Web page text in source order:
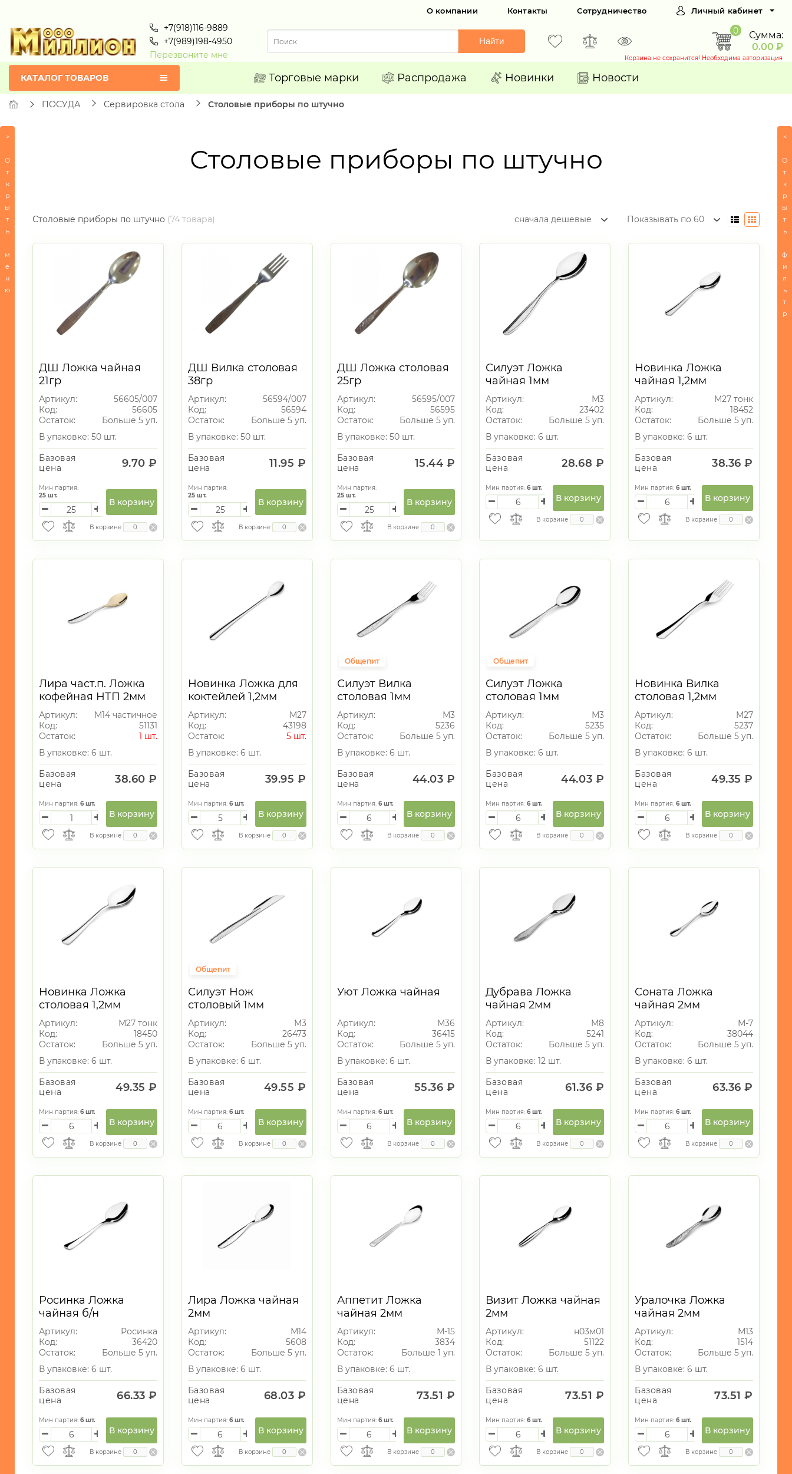
О компании Контакты Сотрудничество Личный кабинет
+7(918)116-9889
+7(989)198-4950
Перезвоните мне
Найти
0
Сумма:
0.00 ₽
Корзина не сохранится! Необходима авторизация
КАТАЛОГ ТОВАРОВ Торговые марки Распродажа Новинки Новости
ПОСУДА Сервировка стола Столовые приборы по штучно
по
СЕРТИФИКАТЫ
-
Сервировка
стола
приготовления
Кухонные
принадлежности
Кондитерские
принадлежности
запекания
Хранение
БЫТОВАЯ
ТЕХНИКА
ИГРУШКИ
ИНТЕРЬЕР
ТЕКСТИЛЬ
ОСВЕЩЕНИЕ
ТОВАРЫ
ТУРИЗМА
ПИКНИКА
ТЕМАТИКА
ОГОРОД
Новогодний
>
О
т
к
р
ы
т
ь
м
е
н
ю
Столовые приборы по штучно
Столовые приборы по штучно (74 товара) сначала дешевые Показывать по 60
ДШ Ложка чайная
21гр
Артикул:
56605/007
Код:
56605
Остаток:
Больше 5 уп.
В упаковке: 50 шт.
Базовая
цена
9.70 ₽
Мин партия:
25 шт.
В корзину
В корзине
ДШ Вилка столовая
38гр
Артикул:
56594/007
Код:
56594
Остаток:
Больше 5 уп.
В упаковке: 50 шт.
Базовая
цена
11.95 ₽
Мин партия:
25шт.
В корзину
В корзине
ДШ Ложка столовая
25гр
Артикул:
56595/007
Код:
56595
Остаток:
Больше 5 уп.
В упаковке: 50 шт.
Базовая
цена
15.44 ₽
Мин партия:
25шт.
В корзину
В корзине
Силуэт Ложка
чайная 1мм
Артикул:
М3
Код:
23402
Остаток:
Больше 5 уп.
В упаковке: 6 шт.
Базовая
цена
28.68 ₽
Мин партия:6 шт.
В корзину
В корзине
Новинка Ложка
чайная 1,2мм
Артикул:
М27 тонк
Код:
18452
Остаток:
Больше 5 уп.
В упаковке: 6 шт.
Базовая
цена
38.36 ₽
Мин партия:6 шт.
В корзину
В корзине
Лира част.п. Ложка
кофейная НТП 2мм
Артикул:
М14 частичное
Код:
51131
Остаток:
1 шт.
В упаковке: 6 шт.
Базовая
цена
38.60 ₽
Мин партия: 6 шт.
В корзину
В корзине
Новинка Ложка для
коктейлей 1,2мм
Артикул:
М27
Код:
43198
Остаток:
5 шт.
В упаковке: 6 шт.
Базовая
цена
39.95 ₽
Мин партия: 6шт.
В корзину
В корзине
Общепит
Силуэт Вилка
столовая 1мм
Артикул:
М3
Код:
5236
Остаток:
Больше 5 уп.
В упаковке: 6 шт.
Базовая
цена
44.03 ₽
Мин партия: 6шт.
В корзину
В корзине
Общепит
Силуэт Ложка
столовая 1мм
Артикул:
М3
Код:
5235
Остаток:
Больше 5 уп.
В упаковке: 6 шт.
Базовая
цена
44.03 ₽
Мин партия:6 шт.
В корзину
В корзине
Новинка Вилка
столовая 1,2мм
Артикул:
М27
Код:
5237
Остаток:
Больше 5 уп.
В упаковке: 6 шт.
Базовая
цена
49.35 ₽
Мин партия:6 шт.
В корзину
В корзине
Новинка Ложка
столовая 1,2мм
Артикул:
М27 тонк
Код:
18450
Остаток:
Больше 5 уп.
В упаковке: 6 шт.
Базовая
цена
49.35 ₽
Мин партия: 6 шт.
В корзину
В корзине
Общепит
Силуэт Нож
столовый 1мм
Артикул:
М3
Код:
26473
Остаток:
Больше 5 уп.
В упаковке: 6 шт.
Базовая
цена
49.55 ₽
Мин партия: 6шт.
В корзину
В корзине
Уют Ложка чайная
Артикул:
М36
Код:
36415
Остаток:
Больше 5 уп.
В упаковке: 6 шт.
Базовая
цена
55.36 ₽
Мин партия: 6шт.
В корзину
В корзине
Дубрава Ложка
чайная 2мм
Артикул:
М8
Код:
5241
Остаток:
Больше 5 уп.
В упаковке: 12 шт.
Базовая
цена
61.36 ₽
Мин партия:6 шт.
В корзину
В корзине
Соната Ложка
чайная 2мм
Артикул:
М-7
Код:
38044
Остаток:
Больше 5 уп.
В упаковке: 6 шт.
Базовая
цена
63.36 ₽
Мин партия:6 шт.
В корзину
В корзине
Росинка Ложка
чайная б/н
Артикул:
Росинка
Код:
36420
Остаток:
Больше 5 уп.
В упаковке: 6 шт.
Базовая
цена
66.33 ₽
Мин партия: 6 шт.
В корзину
В корзине
Лира Ложка чайная
2мм
Артикул:
М14
Код:
5608
Остаток:
Больше 5 уп.
В упаковке: 6 шт.
Базовая
цена
68.03 ₽
Мин партия: 6шт.
В корзину
В корзине
Аппетит Ложка
чайная 2мм
Артикул:
М-15
Код:
3834
Остаток:
Больше 1 уп.
В упаковке: 6 шт.
Базовая
цена
73.51 ₽
Мин партия: 6шт.
В корзину
В корзине
Визит Ложка чайная
2мм
Артикул:
н03м01
Код:
51122
Остаток:
Больше 5 уп.
В упаковке: 6 шт.
Базовая
цена
73.51 ₽
Мин партия:6 шт.
В корзину
В корзине
Уралочка Ложка
чайная 2мм
Артикул:
М13
Код:
1514
Остаток:
Больше 5 уп.
В упаковке: 6 шт.
Базовая
цена
73.51 ₽
Мин партия:6 шт.
В корзину
В корзине
<
О
т
к
р
ы
т
ь
ф
и
л
ь
т
р